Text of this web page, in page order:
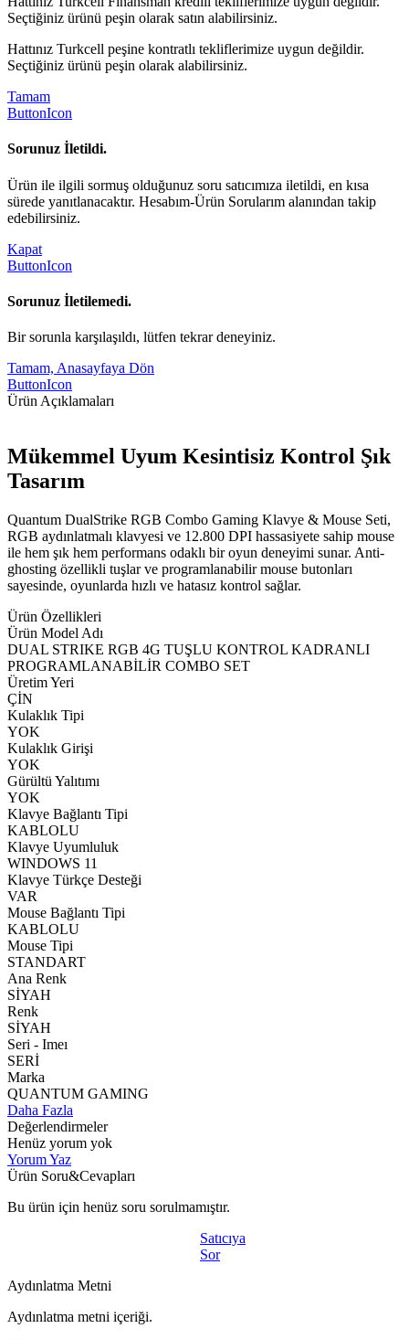
Seçtiğiniz ürünü peşin olarak satın alabilirsiniz.
Hattınız Turkcell peşine kontratlı tekliflerimize uygun değildir.
Seçtiğiniz ürünü peşin olarak alabilirsiniz.
Tamam
ButtonIcon
Sorunuz İletildi.
Ürün ile ilgili sormuş olduğunuz soru satıcımıza iletildi, en kısa
sürede yanıtlanacaktır. Hesabım-Ürün Sorularım alanından takip
edebilirsiniz.
Kapat
ButtonIcon
Sorunuz İletilemedi.
Bir sorunla karşılaşıldı, lütfen tekrar deneyiniz.
Tamam, Anasayfaya Dön
ButtonIcon
Ürün Açıklamaları
Mükemmel Uyum Kesintisiz Kontrol Şık
Tasarım
Quantum DualStrike RGB Combo Gaming Klavye & Mouse Seti,
RGB aydınlatmalı klavyesi ve 12.800 DPI hassasiyete sahip mouse
ile hem şık hem performans odaklı bir oyun deneyimi sunar. Anti-
ghosting özellikli tuşlar ve programlanabilir mouse butonları
sayesinde, oyunlarda hızlı ve hatasız kontrol sağlar.
Ürün Özellikleri
Ürün Model Adı
DUAL STRIKE RGB 4G TUŞLU KONTROL KADRANLI
PROGRAMLANABİLİR COMBO SET
Üretim Yeri
ÇİN
Kulaklık Tipi
YOK
Kulaklık Girişi
YOK
Gürültü Yalıtımı
YOK
Klavye Bağlantı Tipi
KABLOLU
Klavye Uyumluluk
WINDOWS 11
Klavye Türkçe Desteği
VAR
Mouse Bağlantı Tipi
KABLOLU
Mouse Tipi
STANDART
Ana Renk
SİYAH
Renk
SİYAH
Seri - Imeı
SERİ
Marka
QUANTUM GAMING
Daha Fazla
Değerlendirmeler
Henüz yorum yok
Yorum Yaz
Ürün Soru&Cevapları
Bu ürün için henüz soru sorulmamıştır.
Satıcıya
Sor
Aydınlatma Metni
Aydınlatma metni içeriği.